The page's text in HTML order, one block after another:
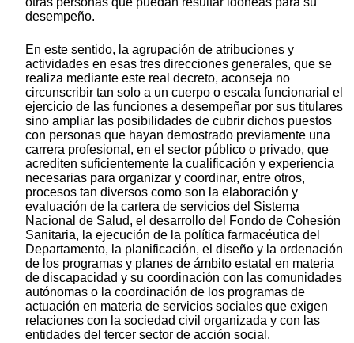
desempeño.
En este sentido, la agrupación de atribuciones y
actividades en esas tres direcciones generales, que se
realiza mediante este real decreto, aconseja no
circunscribir tan solo a un cuerpo o escala funcionarial el
ejercicio de las funciones a desempeñar por sus titulares
sino ampliar las posibilidades de cubrir dichos puestos
con personas que hayan demostrado previamente una
carrera profesional, en el sector público o privado, que
acrediten suficientemente la cualificación y experiencia
necesarias para organizar y coordinar, entre otros,
procesos tan diversos como son la elaboración y
evaluación de la cartera de servicios del Sistema
Nacional de Salud, el desarrollo del Fondo de Cohesión
Sanitaria, la ejecución de la política farmacéutica del
Departamento, la planificación, el diseño y la ordenación
de los programas y planes de ámbito estatal en materia
de discapacidad y su coordinación con las comunidades
autónomas o la coordinación de los programas de
actuación en materia de servicios sociales que exigen
relaciones con la sociedad civil organizada y con las
entidades del tercer sector de acción social.